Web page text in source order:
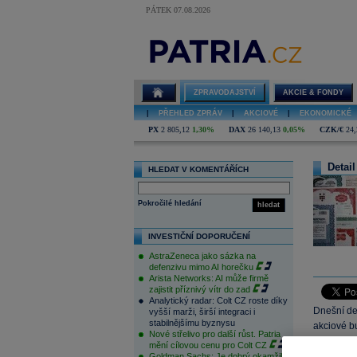
PÁTEK 07.08.2026
ZPRAVODAJSTVÍ AKCIE & FONDY
PŘEHLED ZPRÁV AKCIOVÉ EKONOMICKÉ
PX 2 805,12 1,30% DAX 26 140,13 0,05% CZK/€
HLEDAT V KOMENTÁŘÍCH
hledat
Pokročilé hledání
INVESTIČNÍ DOPORUČENÍ
AstraZeneca jako sázka na
defenzivu mimo AI horečku
Arista Networks: AI může firmě
zajistit příznivý vítr do zad
Analytický radar: Colt CZ roste díky
vyšší marži, širší integraci i
stabilnějšímu byznysu
Nové střelivo pro další růst. Patria
mění cílovou cenu pro Colt CZ
Dnešní
akciové